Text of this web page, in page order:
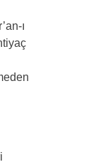
ı